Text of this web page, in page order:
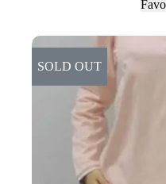
SOLD OUT